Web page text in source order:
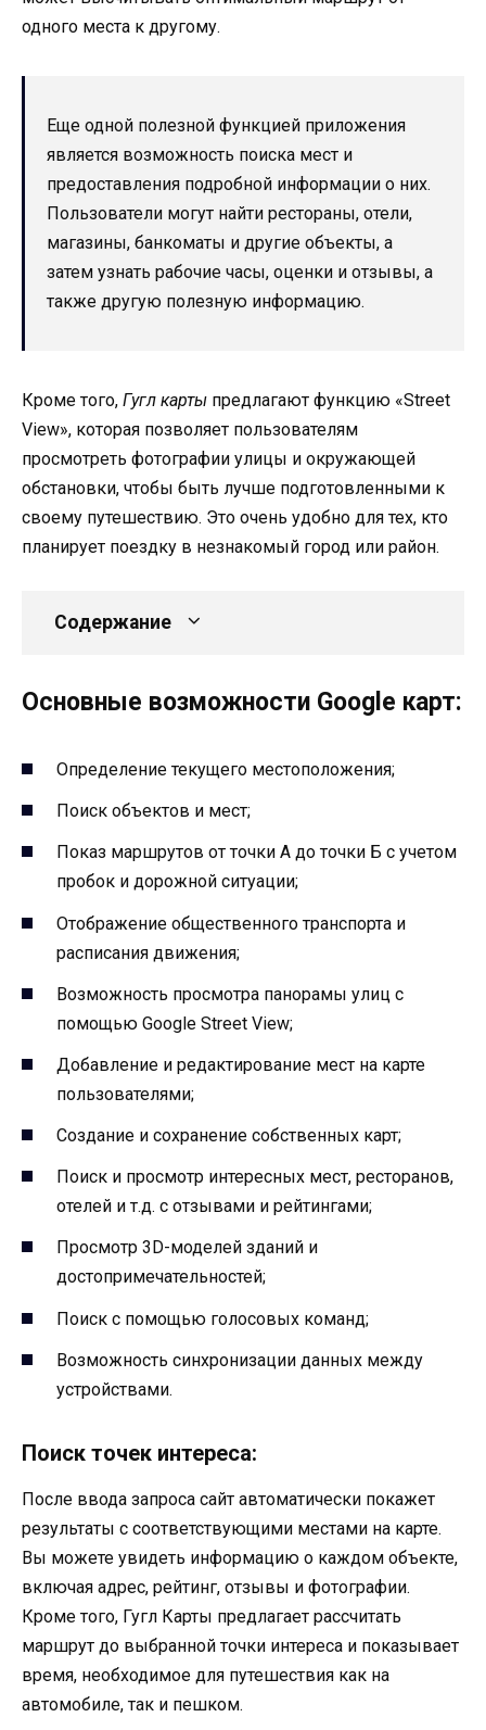
одного места к другому.
Еще одной полезной функцией приложения
является возможность поиска мест и
предоставления подробной информации о них.
Пользователи могут найти рестораны, отели,
магазины, банкоматы и другие объекты, а
затем узнать рабочие часы, оценки и отзывы, а
также другую полезную информацию.
Кроме того, Гугл карты предлагают функцию «Street
View», которая позволяет пользователям
просмотреть фотографии улицы и окружающей
обстановки, чтобы быть лучше подготовленными к
своему путешествию. Это очень удобно для тех, кто
планирует поездку в незнакомый город или район.
Содержание
Основные возможности Google карт:
Определение текущего местоположения;
Поиск объектов и мест;
Показ маршрутов от точки А до точки Б с учетом
пробок и дорожной ситуации;
Отображение общественного транспорта и
расписания движения;
Возможность просмотра панорамы улиц с
помощью Google Street View;
Добавление и редактирование мест на карте
пользователями;
Создание и сохранение собственных карт;
Поиск и просмотр интересных мест, ресторанов,
отелей и т.д. с отзывами и рейтингами;
Просмотр 3D-моделей зданий и
достопримечательностей;
Поиск с помощью голосовых команд;
Возможность синхронизации данных между
устройствами.
Поиск точек интереса:
После ввода запроса сайт автоматически покажет
результаты с соответствующими местами на карте.
Вы можете увидеть информацию о каждом объекте,
включая адрес, рейтинг, отзывы и фотографии.
Кроме того, Гугл Карты предлагает рассчитать
маршрут до выбранной точки интереса и показывает
время, необходимое для путешествия как на
автомобиле, так и пешком.